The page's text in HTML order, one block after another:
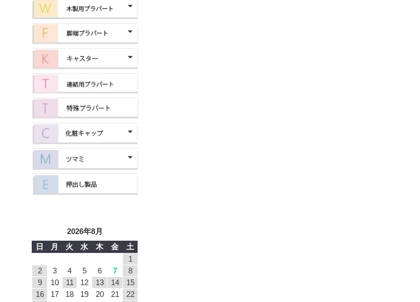
2026年8月
日
月 火 水 木 金
土
1
2
3 4 5 6 7
8
9
10 11 12 13 14
15
16
17 18 19 20 21
22